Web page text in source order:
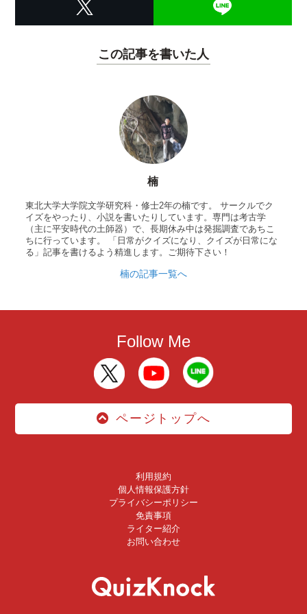
この記事を書いた人
楠
東北大学大学院文学研究科・修士2年の楠です。 サークルでク
イズをやったり、小説を書いたりしています。専門は考古学
（主に平安時代の土師器）で、長期休み中は発掘調査であちこ
ちに行っています。 「日常がクイズになり、クイズが日常にな
る」記事を書けるよう精進します。ご期待下さい！
楠の記事一覧へ
Follow Me
ページトップへ
利用規約
個人情報保護方針
プライバシーポリシー
免責事項
ライター紹介
お問い合わせ